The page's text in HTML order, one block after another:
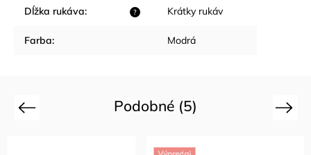
?
Dĺžka rukáva: Krátky rukáv
Farba: Modrá
Podobné (5)
Previous Next